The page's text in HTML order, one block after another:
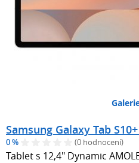
Samsung Galaxy Tab
0 % (0 hodnocení)
Tablet s 12,4" Dynamic